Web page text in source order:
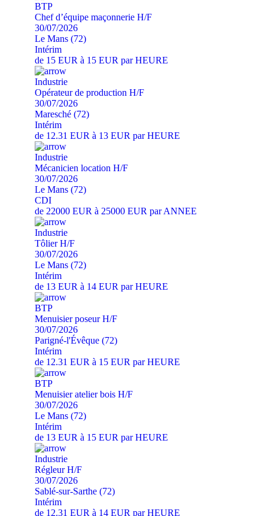
BTP
Chef d’équipe maçonnerie H/F
30/07/2026
Le Mans (72)
Intérim
de 15 EUR à 15 EUR par HEURE
Industrie
Opérateur de production H/F
30/07/2026
Maresché (72)
Intérim
de 12.31 EUR à 13 EUR par HEURE
Industrie
Mécanicien location H/F
30/07/2026
Le Mans (72)
CDI
de 22000 EUR à 25000 EUR par ANNEE
Industrie
Tôlier H/F
30/07/2026
Le Mans (72)
Intérim
de 13 EUR à 14 EUR par HEURE
BTP
Menuisier poseur H/F
30/07/2026
Parigné-l'Évêque (72)
Intérim
de 12.31 EUR à 15 EUR par HEURE
BTP
Menuisier atelier bois H/F
30/07/2026
Le Mans (72)
Intérim
de 13 EUR à 15 EUR par HEURE
Industrie
Régleur H/F
30/07/2026
Sablé-sur-Sarthe (72)
Intérim
de 12.31 EUR à 14 EUR par HEURE